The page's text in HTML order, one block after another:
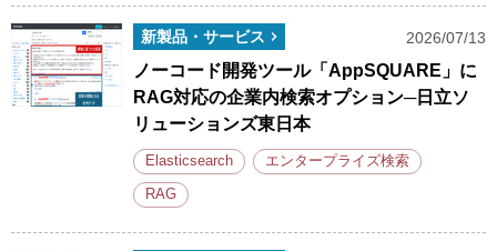
新製品・サービス 2026/07/13
ノーコード開発ツール「AppSQUARE」に
RAG対応の企業内検索オプション─日立ソ
リューションズ東日本
Elasticsearch エンタープライズ検索
RAG